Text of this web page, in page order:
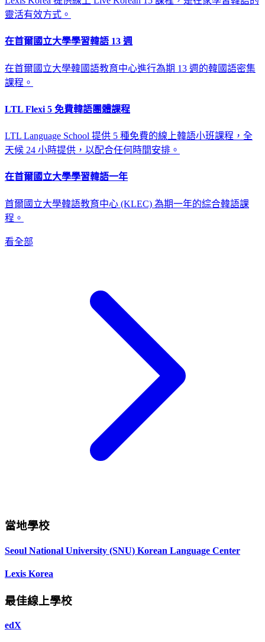
靈活有效方式。
在首爾國立大學學習韓語 13 週
在首爾國立大學韓國語教育中心進行為期 13 週的韓國語密集
課程。
LTL Flexi 5 免費韓語團體課程
LTL Language School 提供 5 種免費的線上韓語小班課程，全
天候 24 小時提供，以配合任何時間安排。
在首爾國立大學學習韓語一年
首爾國立大學韓語教育中心 (KLEC) 為期一年的綜合韓語課
程。
看全部
當地學校
Seoul National University (SNU) Korean Language Center
Lexis Korea
最佳線上學校
edX